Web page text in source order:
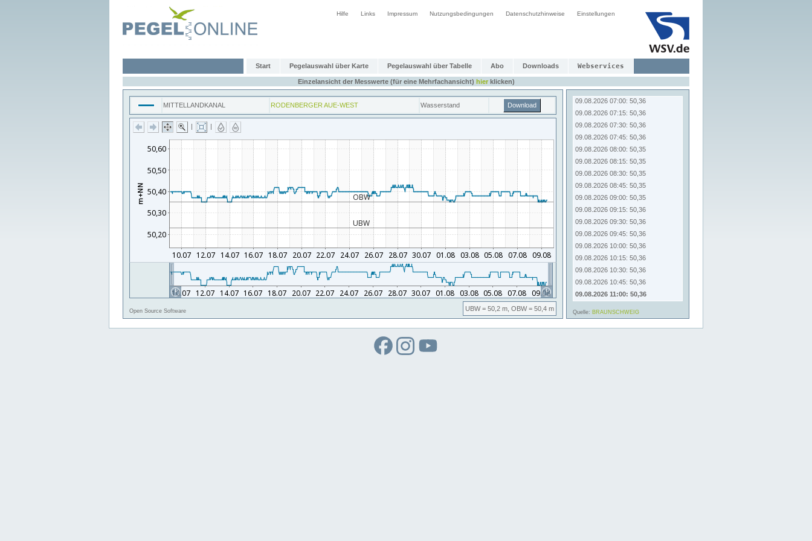
Hilfe Links Impressum Nutzungsbedingungen Datenschutzhinweise Einstellungen
Start Pegelauswahl über Karte Pegelauswahl über Tabelle Abo Downloads Webservices
Einzelansicht der Messwerte (für eine Mehrfachansicht) hierklicken)
MITTELLANDKANAL RODENBERGER AUE-WEST Wasserstand Download
| |
Open Source Software UBW= 50,2 m, OBW= 50,4 m
09.08.2026 05:15: 50,36
09.08.2026 06:15: 50,36
09.08.2026 06:30: 50,36
09.08.2026 06:45: 50,36
09.08.2026 07:00: 50,36
09.08.2026 07:15: 50,36
09.08.2026 07:30: 50,36
09.08.2026 07:45: 50,36
09.08.2026 08:00: 50,35
09.08.2026 08:15: 50,35
09.08.2026 08:30: 50,35
09.08.2026 08:45: 50,35
09.08.2026 09:00: 50,35
09.08.2026 09:15: 50,36
09.08.2026 09:30: 50,36
09.08.2026 09:45: 50,36
09.08.2026 10:00: 50,36
09.08.2026 10:15: 50,36
09.08.2026 10:30: 50,36
09.08.2026 10:45: 50,36
09.08.2026 11:00: 50,36
Quelle: BRAUNSCHWEIG